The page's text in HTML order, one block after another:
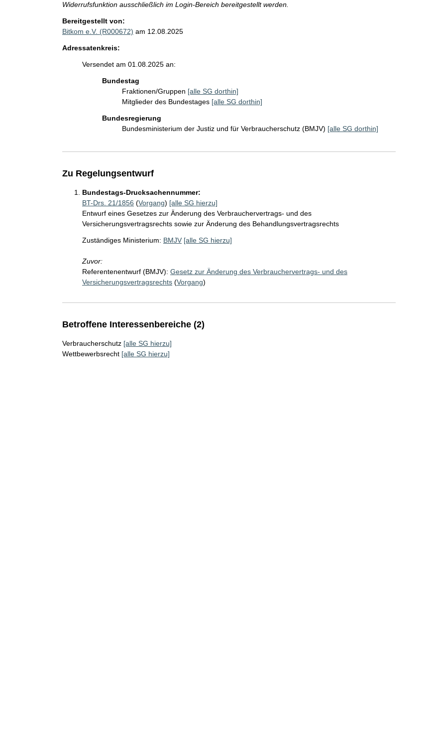
Widerrufsfunktion ausschließlich im Login-Bereich bereitgestellt werden.
Bereitgestellt von:
Bitkom e.V. (R000672) am 12.08.2025
Adressatenkreis:
Versendet am 01.08.2025 an:
Bundestag
Fraktionen/Gruppen [alle SG dorthin]
Mitglieder des Bundestages [alle SG dorthin]
Bundesregierung
Bundesministerium der Justiz und für Verbraucherschutz (BMJV) [alle SG dorthin]
Zu Regelungsentwurf
Bundestags-Drucksachennummer:
BT-Drs. 21/1856 (Vorgang) [alle SG hierzu]
Entwurf eines Gesetzes zur Änderung des Verbrauchervertrags- und des
Versicherungsvertragsrechts sowie zur Änderung des Behandlungsvertragsrechts
Zuständiges Ministerium: BMJV [alle SG hierzu]
Zuvor:
Referentenentwurf (BMJV): Gesetz zur Änderung des Verbrauchervertrags- und des
Versicherungsvertragsrechts(Vorgang)
Betroffene Interessenbereiche (2)
Verbraucherschutz [alle SG hierzu]
Wettbewerbsrecht [alle SG hierzu]